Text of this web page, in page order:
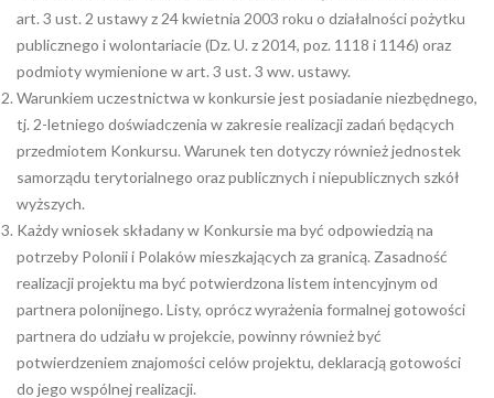
art. 3 ust. 2 ustawy z 24 kwietnia 2003 roku o działalności pożytku
publicznego i wolontariacie (Dz. U. z 2014, poz. 1118 i 1146) oraz
podmioty wymienione w art. 3 ust. 3 ww. ustawy.
Warunkiem uczestnictwa w konkursie jest posiadanie niezbędnego,
tj. 2-letniego doświadczenia w zakresie realizacji zadań będących
przedmiotem Konkursu. Warunek ten dotyczy również jednostek
samorządu terytorialnego oraz publicznych i niepublicznych szkół
wyższych.
Każdy wniosek składany w Konkursie ma być odpowiedzią na
potrzeby Polonii i Polaków mieszkających za granicą. Zasadność
realizacji projektu ma być potwierdzona listem intencyjnym od
partnera polonijnego. Listy, oprócz wyrażenia formalnej gotowości
partnera do udziału w projekcie, powinny również być
potwierdzeniem znajomości celów projektu, deklaracją gotowości
do jego wspólnej realizacji.